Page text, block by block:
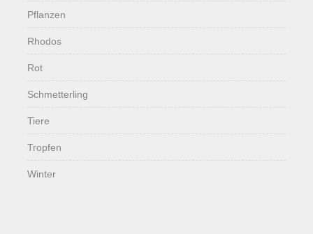
Pflanzen
Rhodos
Rot
Schmetterling
Tiere
Tropfen
Winter